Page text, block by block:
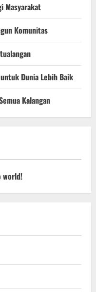
Masyarakat
Komunitas
Dunia Lebih Baik
Kalangan
world!